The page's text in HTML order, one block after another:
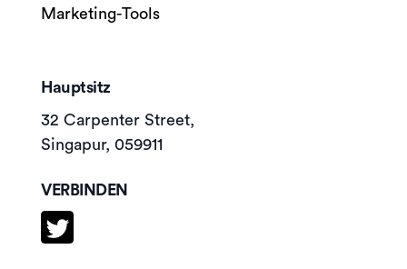
Marketing-Tools
Hauptsitz
32 Carpenter Street,
Singapur, 059911
VERBINDEN